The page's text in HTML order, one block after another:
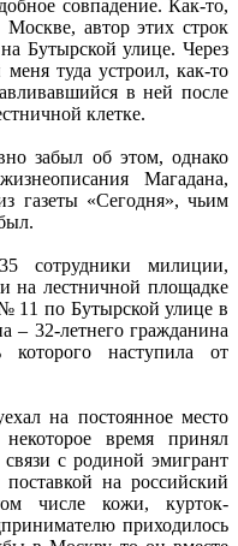
совпадение. Как-то,
автор этих строк
Бутырской улице. Через
туда устроил, как-то
в ней после
клетке.
забыл об этом, однако
Магадана,
газеты «Сегодня», чьим
сотрудники милиции,
на лестничной площадке
11 по Бутырской улице в
– 32-летнего гражданина
наступила от
на постоянное место
время принял
с родиной эмигрант
на российский
числе кожи, курток-
приходилось